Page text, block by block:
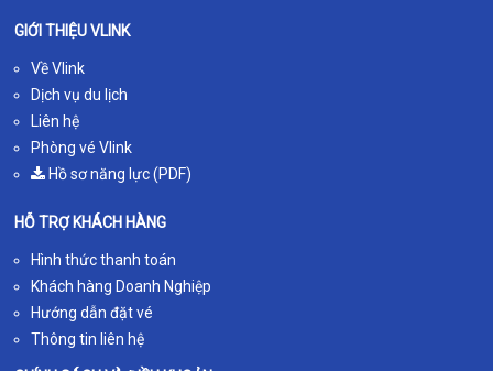
GIỚI THIỆU VLINK
Về Vlink
Dịch vụ du lịch
Liên hệ
Phòng vé Vlink
Hồ sơ năng lực (PDF)
HỖ TRỢ KHÁCH HÀNG
Hình thức thanh toán
Khách hàng Doanh Nghiệp
Hướng dẫn đặt vé
Thông tin liên hệ